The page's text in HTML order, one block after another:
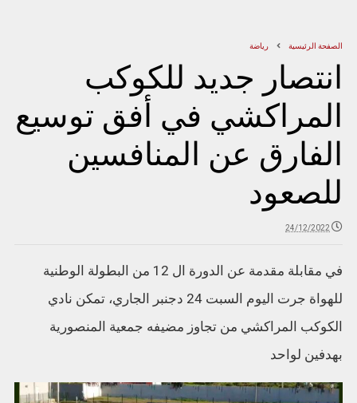
الصفحة الرئيسية رياضة
انتصار جديد للكوكب
المراكشي في أفق توسيع
الفارق عن المنافسين
للصعود
24/12/2022
في مقابلة مقدمة عن الدورة ال 12 من البطولة الوطنية
للهواة جرت اليوم السبت 24 دجنبر الجاري، تمكن نادي
الكوكب المراكشي من تجاوز مضيفه جمعية المنصورية
بهدفين لواحد